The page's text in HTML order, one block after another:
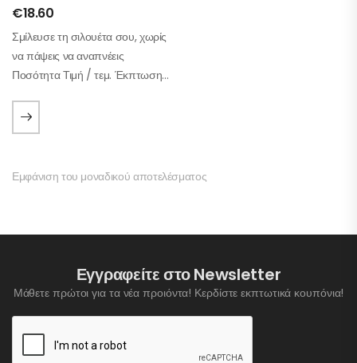
€18.60
Σμίλευσε τη σιλουέτα σου, χωρίς
να πάψεις να αναπνέεις
Ποσότητα Τιμή / τεμ. Έκπτωση 1
14,88 € –20% Μέγεθος
Περίμετρος Μέσης (cm) S 62 –
Εμφάνιση του μοναδικού αποτελέσματος
Εγγραφείτε στο Newsletter
Μάθετε πρώτοι για τα νέα προιόντα! Κερδίστε εκπτωτικά κουπόνια!